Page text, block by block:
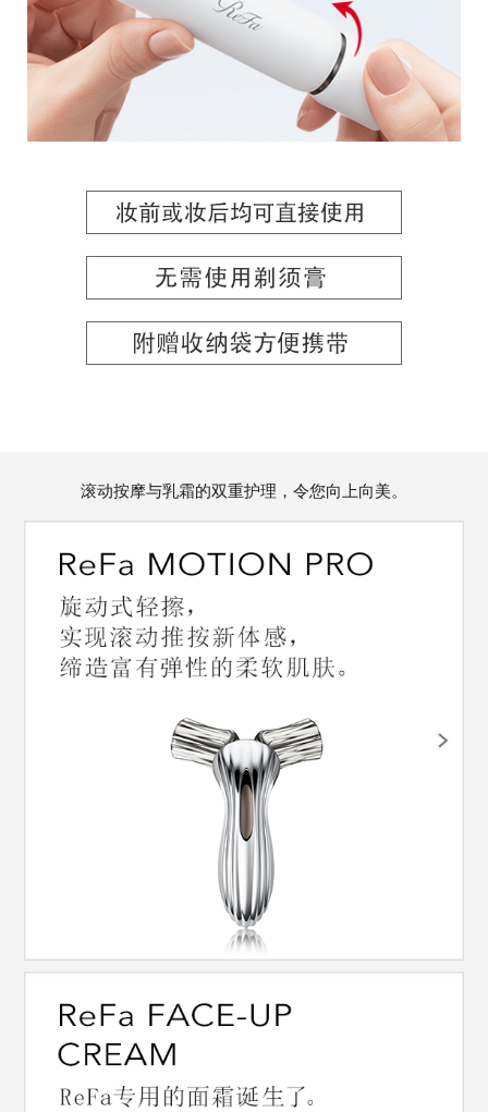
滚动按摩与乳霜的双重护理，令您向上向美。